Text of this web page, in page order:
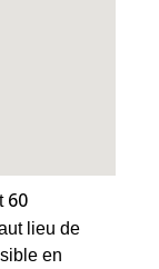
60
lieu de
en